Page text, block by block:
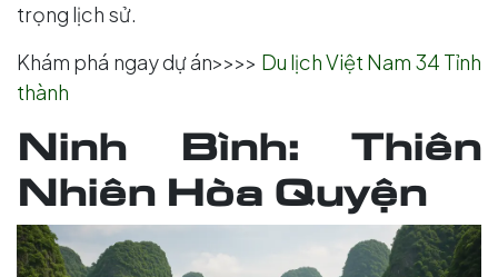
trọng lịch sử.
Khám phá ngay dự án>>>> Du lịch Việt Nam 34 Tỉnh
thành
Ninh Bình: Thiên
Nhiên Hòa Quyện